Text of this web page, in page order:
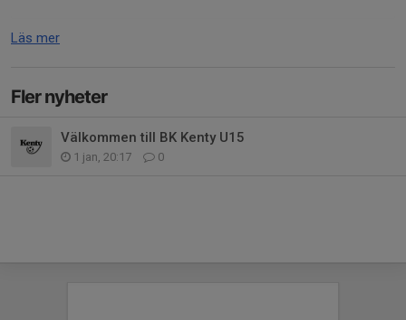
Läs mer
Fler nyheter
Välkommen till BK Kenty U15
1 jan, 20:17 0